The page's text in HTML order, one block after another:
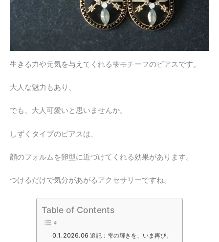
生きる力や元気を与えてくれる雫モチーフのピアスです。
大人な魅力もあり、
でも、大人可愛いと思いませんか。
しずくタイプのピアスは、
顔のフォルムを卵型に近づけてくれる効果があります。
つけるだけで気分があがるアクセサリーですね。
Table of Contents
2026.06 追記：雫の輝きを、いま再び。